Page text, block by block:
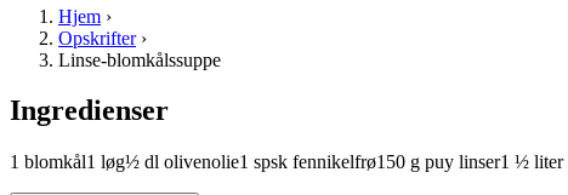
Hjem ›
Opskrifter›
Linse-blomkålssuppe
Ingredienser
1 blomkål1 løg½ dl olivenolie1 spsk fennikelfrø150 g puy linser1 ½ liter